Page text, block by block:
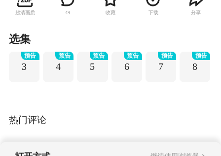
前，三大家族选择了联手共同抗日，并最终毁村
杀鬼子，使日本鬼子在熊熊大火中化为灰烬。抗
超清画质 49 收藏 下载 分享
选集
3
预告
4
预告
5
预告
6
预告
7
预告
8
预告
热门评论